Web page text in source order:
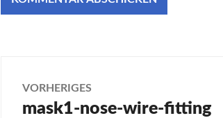
VORHERIGES
Vorheriger
mask1-nose-wire-fitting